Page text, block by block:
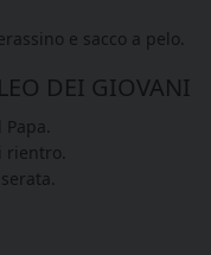
e sacco a pelo.
DEI GIOVANI
rientro.